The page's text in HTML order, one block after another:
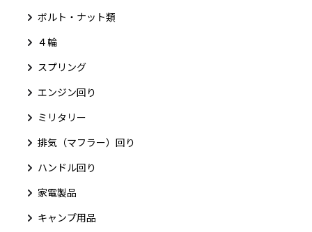
ボルト・ナット類
４輪
スプリング
エンジン回り
ミリタリー
排気（マフラー）回り
ハンドル回り
家電製品
キャンプ用品